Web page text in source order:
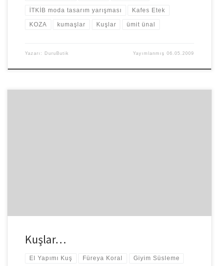
İTKİB moda tasarım yarışması Kafes Etek
KOZA kumaşlar Kuşlar ümit ünal
Yazarı: DuruButik Yayımlanmış06.05.2009
Kuşlar…
El Yapımı Kuş Füreya Koral Giyim Süsleme